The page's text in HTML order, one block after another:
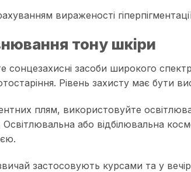
вираженості
тону шкіри
сонцезахисні засоби широкого
Рівень захисту має бути
плям, використовуйте
Освітлювальна або відбілювальна
застосовують курсами та у